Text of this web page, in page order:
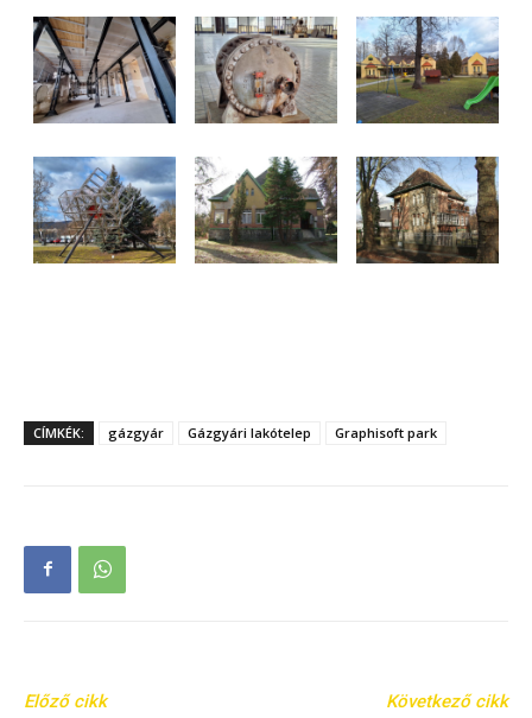
CÍMKÉK: gázgyár Gázgyári lakótelep Graphisoft park
Előző cikk
Következő cikk